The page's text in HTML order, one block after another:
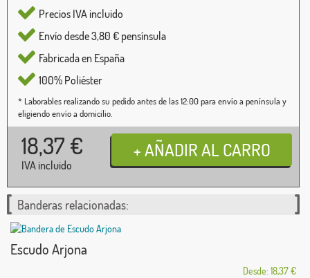
Precios IVA incluido
Envío desde 3,80 € pensínsula
Fabricada en España
100% Poliéster
* Laborables realizando su pedido antes de las 12:00 para envío a península y
eligiendo envío a domicilio.
18,37 €
IVA incluido
Banderas relacionadas:
Escudo Arjona
Desde: 18,37 €